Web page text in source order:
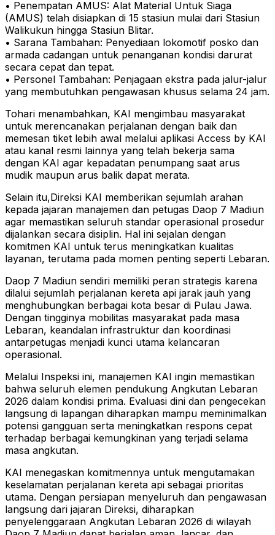
• Penempatan AMUS: Alat Material Untuk Siaga
(AMUS) telah disiapkan di 15 stasiun mulai dari Stasiun
Walikukun hingga Stasiun Blitar.
• Sarana Tambahan: Penyediaan lokomotif posko dan
armada cadangan untuk penanganan kondisi darurat
secara cepat dan tepat.
• Personel Tambahan: Penjagaan ekstra pada jalur-jalur
yang membutuhkan pengawasan khusus selama 24 jam.
Tohari menambahkan, KAI mengimbau masyarakat
untuk merencanakan perjalanan dengan baik dan
memesan tiket lebih awal melalui aplikasi Access by KAI
atau kanal resmi lainnya yang telah bekerja sama
dengan KAI agar kepadatan penumpang saat arus
mudik maupun arus balik dapat merata.
Selain itu,Direksi KAI memberikan sejumlah arahan
kepada jajaran manajemen dan petugas Daop 7 Madiun
agar memastikan seluruh standar operasional prosedur
dijalankan secara disiplin. Hal ini sejalan dengan
komitmen KAI untuk terus meningkatkan kualitas
layanan, terutama pada momen penting seperti Lebaran.
Daop 7 Madiun sendiri memiliki peran strategis karena
dilalui sejumlah perjalanan kereta api jarak jauh yang
menghubungkan berbagai kota besar di Pulau Jawa.
Dengan tingginya mobilitas masyarakat pada masa
Lebaran, keandalan infrastruktur dan koordinasi
antarpetugas menjadi kunci utama kelancaran
operasional.
Melalui Inspeksi ini, manajemen KAI ingin memastikan
bahwa seluruh elemen pendukung Angkutan Lebaran
2026 dalam kondisi prima. Evaluasi dini dan pengecekan
langsung di lapangan diharapkan mampu meminimalkan
potensi gangguan serta meningkatkan respons cepat
terhadap berbagai kemungkinan yang terjadi selama
masa angkutan.
KAI menegaskan komitmennya untuk mengutamakan
keselamatan perjalanan kereta api sebagai prioritas
utama. Dengan persiapan menyeluruh dan pengawasan
langsung dari jajaran Direksi, diharapkan
penyelenggaraan Angkutan Lebaran 2026 di wilayah